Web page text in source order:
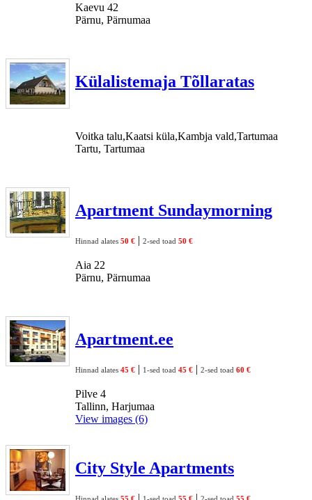
Kaevu 42
Pärnu, Pärnumaa
Külalistemaja Tõllaratas
Voitka talu,Kaatsi küla,Kambja vald,Tartumaa
Tartu, Tartumaa
Apartment Sundaymorning
Hinnad alates 50 € | 2-sed toad 50 €
Aia 22
Pärnu, Pärnumaa
Apartment.ee
Hinnad alates 45 € | 1-sed toad 45 € | 2-sed toad 60 €
Pilve 4
Tallinn, Harjumaa
View images (6)
City Style Apartments
Hinnad alates 55 € | 1-sed toad 55 € | 2-sed toad 55 €